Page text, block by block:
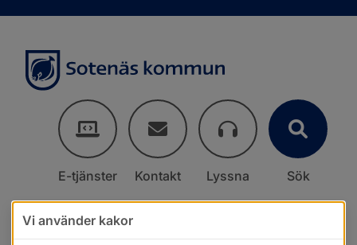
E-tjänster Kontakt Lyssna Sök
Vi använder kakor